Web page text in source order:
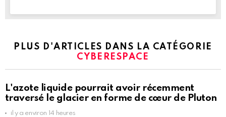
PLUS D'ARTICLES DANS LA CATÉGORIE
CYBERESPACE
L'azote liquide pourrait avoir récemment
traversé le glacier en forme de cœur de Pluton
il y a environ 14 heures